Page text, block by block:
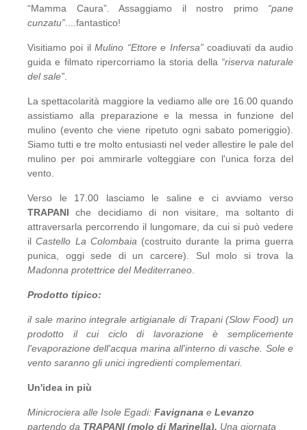
“Mamma Caura”. Assaggiamo il nostro primo “pane
cunzatu” ....fantastico!
Visitiamo poi ilMulino “Ettore e Infersa”coadiuvati da audio
guida e filmato ripercorriamo la storia della “riserva naturale
del sale”
La spettacolarità maggiore la vediamo alle ore 16.00 quando
assistiamo alla preparazione e la messa in funzione del
mulino (evento che viene ripetuto ogni sabato pomeriggio).
Siamo tutti e tre molto entusiasti nel veder allestire le pale del
mulino per poi ammirarle volteggiare con l'unica forza del
vento.
Verso le 17.00 lasciamo le saline e ci avviamo verso
TRAPANI che decidiamo di non visitare, ma soltanto di
attraversarla percorrendo il lungomare, da cui si può vedere
ilCastello La Colombaia (costruito durante la prima guerra
punica, oggi sede di un carcere). Sul molo si trova la
Madonna protettrice del Mediterraneo
Prodotto tipico:
il sale marino integrale artigianale di Trapani (Slow Food) un
prodotto il cui ciclo di lavorazione è semplicemente
l'evaporazione dell'acqua marina all'interno di vasche. Sole e
vento saranno gli unici ingredienti complementari.
Un'idea in più
Minicrociera alle Isole Egadi: Favignana e Levanzo
partendo da TRAPANI (molo di Marinella). Una giornata